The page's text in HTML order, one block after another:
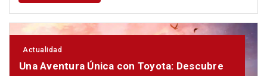
Actualidad
Una Aventura Única con Toyota: Descubre